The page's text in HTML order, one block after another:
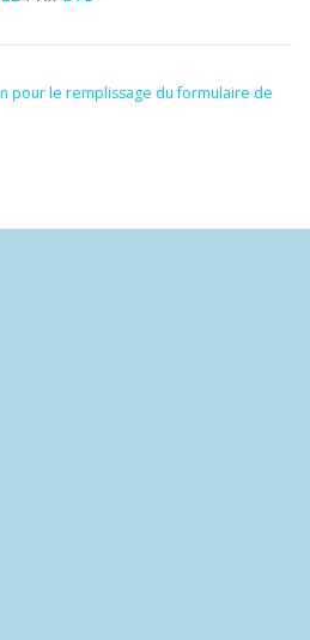
pour le remplissage du formulaire de